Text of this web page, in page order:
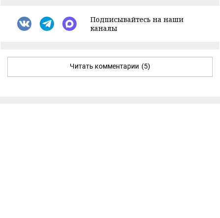
Подписывайтесь на наши
каналы
Читать комментарии (5)